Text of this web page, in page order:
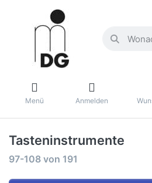
Menü Anmelden
Tasteninstrumente
97-108 von 191